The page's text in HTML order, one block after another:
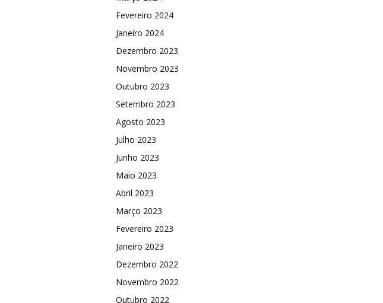
Fevereiro 2024
Janeiro 2024
Dezembro 2023
Novembro 2023
Outubro 2023
Setembro 2023
Agosto 2023
Julho 2023
Junho 2023
Maio 2023
Abril 2023
Março 2023
Fevereiro 2023
Janeiro 2023
Dezembro 2022
Novembro 2022
Outubro 2022